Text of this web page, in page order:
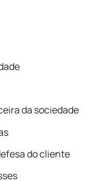
da sociedade
do cliente